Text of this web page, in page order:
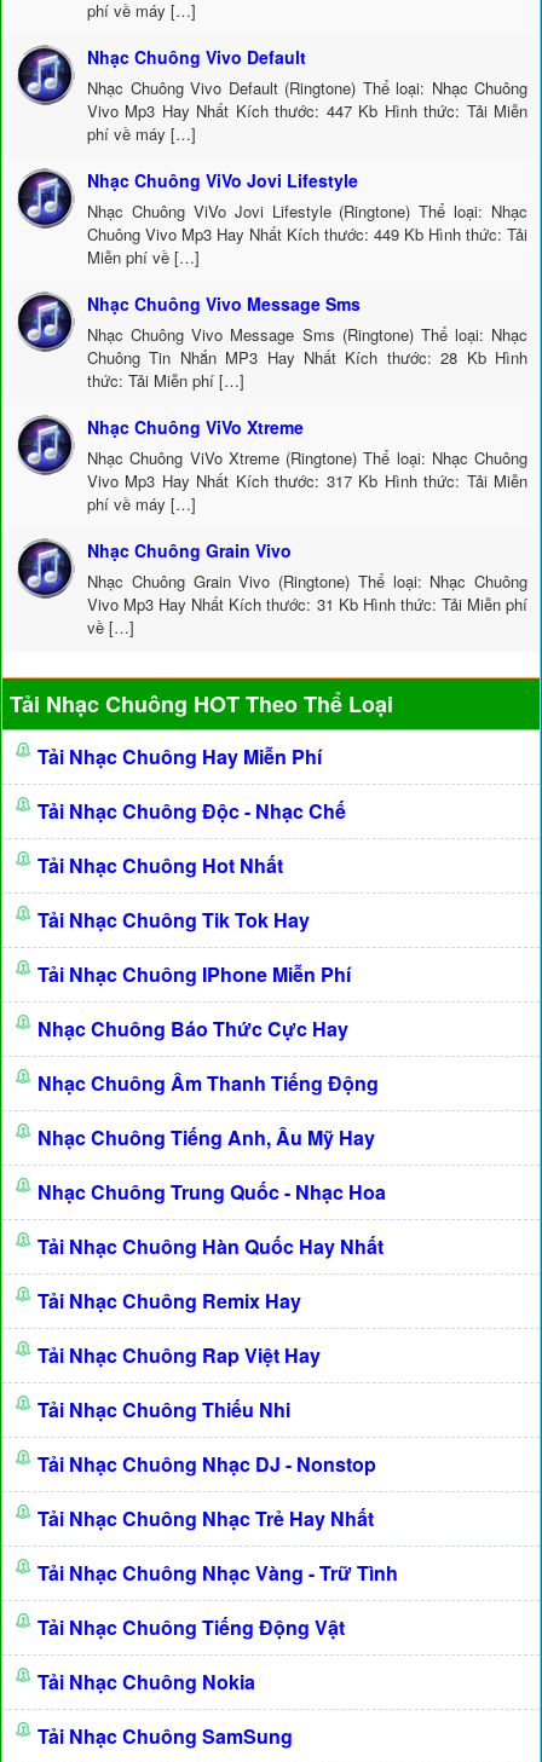
phí về máy […]
Nhạc Chuông Vivo Default
Nhạc Chuông Vivo Default (Ringtone) Thể loại: Nhạc Chuông
Vivo Mp3 Hay Nhất Kích thước: 447 Kb Hình thức: Tải Miễn
phí về máy […]
Nhạc Chuông ViVo Jovi Lifestyle
Nhạc Chuông ViVo Jovi Lifestyle (Ringtone) Thể loại: Nhạc
Chuông Vivo Mp3 Hay Nhất Kích thước: 449 Kb Hình thức: Tải
Miễn phí về […]
Nhạc Chuông Vivo Message Sms
Nhạc Chuông Vivo Message Sms (Ringtone) Thể loại: Nhạc
Chuông Tin Nhắn MP3 Hay Nhất Kích thước: 28 Kb Hình
thức: Tải Miễn phí […]
Nhạc Chuông ViVo Xtreme
Nhạc Chuông ViVo Xtreme (Ringtone) Thể loại: Nhạc Chuông
Vivo Mp3 Hay Nhất Kích thước: 317 Kb Hình thức: Tải Miễn
phí về máy […]
Nhạc Chuông Grain Vivo
Nhạc Chuông Grain Vivo (Ringtone) Thể loại: Nhạc Chuông
Vivo Mp3 Hay Nhất Kích thước: 31 Kb Hình thức: Tải Miễn phí
về […]
Tải Nhạc Chuông HOT Theo Thể Loại
Tải Nhạc Chuông Hay Miễn Phí
Tải Nhạc Chuông Độc - Nhạc Chế
Tải Nhạc Chuông Hot Nhất
Tải Nhạc Chuông Tik Tok Hay
Tải Nhạc Chuông IPhone Miễn Phí
Nhạc Chuông Báo Thức Cực Hay
Nhạc Chuông Âm Thanh Tiếng Động
Nhạc Chuông Tiếng Anh, Âu Mỹ Hay
Nhạc Chuông Trung Quốc - Nhạc Hoa
Tải Nhạc Chuông Hàn Quốc Hay Nhất
Tải Nhạc Chuông Remix Hay
Tải Nhạc Chuông Rap Việt Hay
Tải Nhạc Chuông Thiếu Nhi
Tải Nhạc Chuông Nhạc DJ - Nonstop
Tải Nhạc Chuông Nhạc Trẻ Hay Nhất
Tải Nhạc Chuông Nhạc Vàng - Trữ Tình
Tải Nhạc Chuông Tiếng Động Vật
Tải Nhạc Chuông Nokia
Tải Nhạc Chuông SamSung